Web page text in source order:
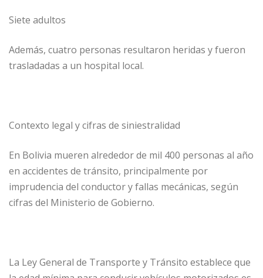
Siete adultos
Además, cuatro personas resultaron heridas y fueron
trasladadas a un hospital local.
Contexto legal y cifras de siniestralidad
En Bolivia mueren alrededor de mil 400 personas al año
en accidentes de tránsito, principalmente por
imprudencia del conductor y fallas mecánicas, según
cifras del Ministerio de Gobierno.
La Ley General de Transporte y Tránsito establece que